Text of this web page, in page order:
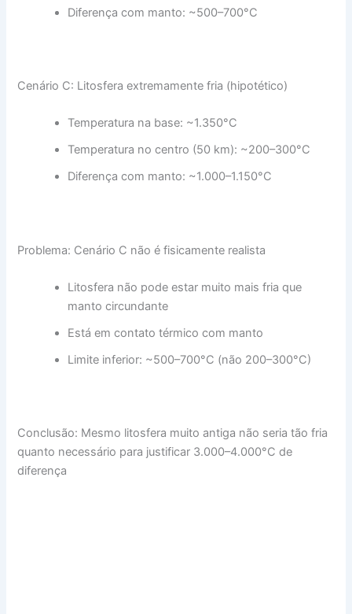
Diferença com manto: ~500–700°C
Cenário C: Litosfera extremamente fria (hipotético)
Temperatura na base: ~1.350°C
Temperatura no centro (50 km): ~200–300°C
Diferença com manto: ~1.000–1.150°C
Problema: Cenário C não é fisicamente realista
Litosfera não pode estar muito mais fria que
manto circundante
Está em contato térmico com manto
Limite inferior: ~500–700°C (não 200–300°C)
Conclusão: Mesmo litosfera muito antiga não seria tão fria
quanto necessário para justificar 3.000–4.000°C de
diferença